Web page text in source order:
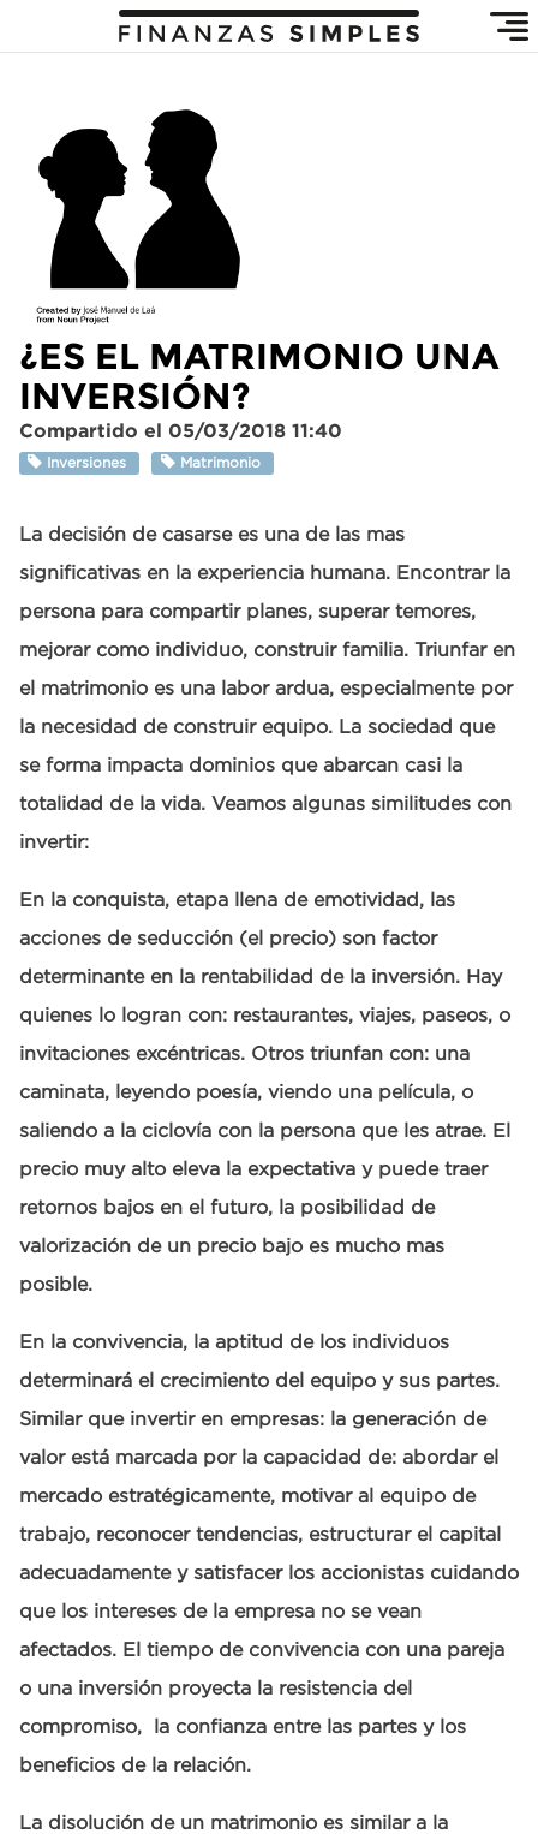
¿ES EL MATRIMONIO UNA
INVERSIÓN?
Compartido el 05/03/2018 11:40
Inversiones Matrimonio
La decisión de casarse es una de las mas
significativas en la experiencia humana. Encontrar la
persona para compartir planes, superar temores,
mejorar como individuo, construir familia. Triunfar en
el matrimonio es una labor ardua, especialmente por
la necesidad de construir equipo. La sociedad que
se forma impacta dominios que abarcan casi la
totalidad de la vida. Veamos algunas similitudes con
invertir:
En la conquista, etapa llena de emotividad, las
acciones de seducción (el precio) son factor
determinante en la rentabilidad de la inversión. Hay
quienes lo logran con: restaurantes, viajes, paseos, o
invitaciones excéntricas. Otros triunfan con: una
caminata, leyendo poesía, viendo una película, o
saliendo a la ciclovía con la persona que les atrae. El
precio muy alto eleva la expectativa y puede traer
retornos bajos en el futuro, la posibilidad de
valorización de un precio bajo es mucho mas
posible.
En la convivencia, la aptitud de los individuos
determinará el crecimiento del equipo y sus partes.
Similar que invertir en empresas: la generación de
valor está marcada por la capacidad de: abordar el
mercado estratégicamente, motivar al equipo de
trabajo, reconocer tendencias, estructurar el capital
adecuadamente y satisfacer los accionistas cuidando
que los intereses de la empresa no se vean
afectados. El tiempo de convivencia con una pareja
o una inversión proyecta la resistencia del
compromiso, la confianza entre las partes y los
beneficios de la relación.
La disolución de un matrimonio es similar a la